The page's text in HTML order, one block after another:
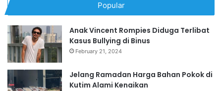
Popular
Anak Vincent Rompies Diduga Terlibat
Kasus Bullying di Binus
February 21, 2024
Jelang Ramadan Harga Bahan Pokok di
Kutim Alami Kenaikan